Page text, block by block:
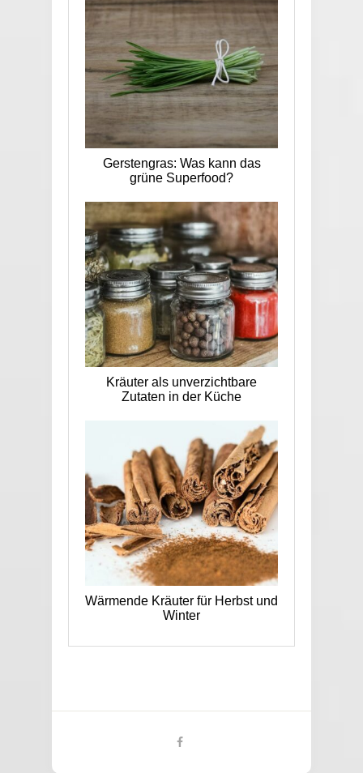
Gerstengras: Was kann das
grüne Superfood?
Kräuter als unverzichtbare
Zutaten in der Küche
Wärmende Kräuter für Herbst und
Winter